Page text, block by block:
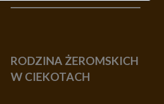
RODZINA ŻEROMSKICH
W CIEKOTACH